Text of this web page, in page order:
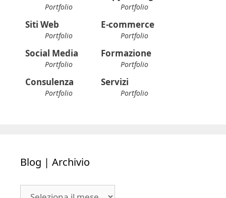
Portfolio Portfolio
Siti Web
Portfolio
E-commerce
Portfolio
Social Media
Portfolio
Formazione
Portfolio
Consulenza
Portfolio
Servizi
Portfolio
Blog | Archivio